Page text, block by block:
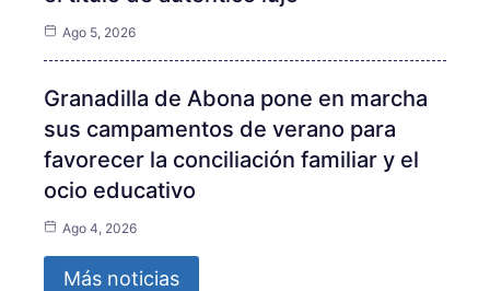
Ago 5, 2026
Granadilla de Abona pone en marcha
sus campamentos de verano para
favorecer la conciliación familiar y el
ocio educativo
Ago 4, 2026
Más noticias